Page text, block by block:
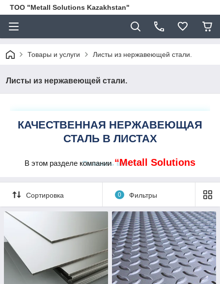
ТОО "Metall Solutions Kazakhstan"
Товары и услуги Листы из нержавеющей стали.
Листы из нержавеющей стали.
КАЧЕСТВЕННАЯ НЕРЖАВЕЮЩАЯ
СТАЛЬ В ЛИСТАХ
В этом разделе компании“Metall Solutions
листов из нержавеющей стали Aisi. Выполнены они из
сложнолегированной стали.
Имеют прекрасные характеристики устойчивости к
агрессивному воздействию окружающей среды.
Материал не боится воды, не поддается коррозии и не
разрушается при контакте с агрессивными
химическими составами.
Показать всё
Сортировка 0 Фильтры